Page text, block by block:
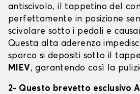
antiscivolo, il tappetino del
perfettamente in posizione
scivolare sotto i pedali e
Questa alta aderenza
sporco si depositi sotto il
MIEV, garantendo così la
2- Questo brevetto esclusivo